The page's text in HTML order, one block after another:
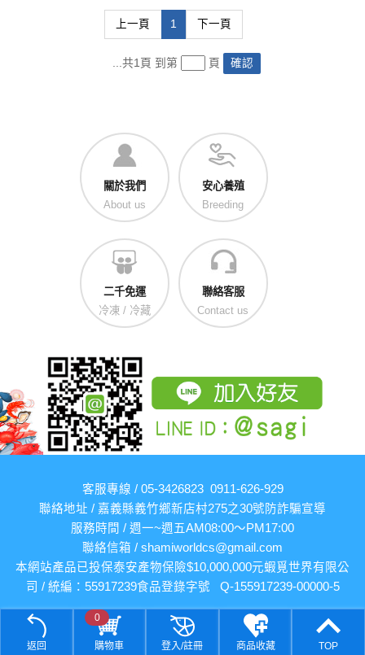
上一頁 1 下一頁
...共1頁 到第 頁 確認
返回 購物車
0
登入/註冊 商品收藏 TOP
關於我們
About us
安心養殖
Breeding
二千免運
冷凍 / 冷藏
聯絡客服
Contact us
客服專線 / 05-3426823 0911-626-929
聯絡地址 / 嘉義縣義竹鄉新店村275之30號 防詐騙宣導
服務時間 / 週一~週五AM08:00～PM17:00
聯絡信箱 / shamiworldcs@gmail.com
本網站產品已投保泰安產物保險$10,000,000元蝦覓世界有限公
司 / 統編：55917239食品登錄字號 Q-155917239-00000-5